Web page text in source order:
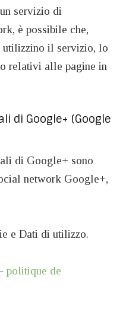
servizio di
è possibile che,
utilizzino il servizio, lo
relativi alle pagine in
di Google+ (Google
di Google+ sono
network Google+,
e Dati di utilizzo.
politique de